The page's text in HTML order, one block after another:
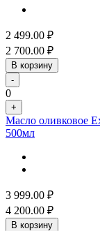
2 499.00 ₽
2 700.00 ₽
В корзину
-
0
+
Масло оливковое
500мл
3 999.00 ₽
4 200.00 ₽
В корзину